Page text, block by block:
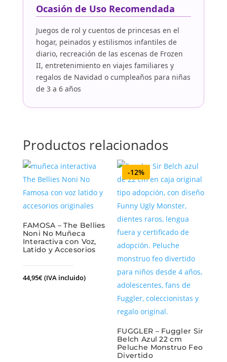
Ocasión de Uso Recomendada
Juegos de rol y cuentos de princesas en el
hogar, peinados y estilismos infantiles de
diario, recreación de las escenas de Frozen
II, entretenimiento en viajes familiares y
regalos de Navidad o cumpleaños para niñas
de 3 a 6 años
Productos relacionados
FAMOSA – The Bellies
Noni No Muñeca
Interactiva con Voz,
Latido y Accesorios
44,95€(IVA incluido)
-12%
FUGGLER – Fuggler Sir
Belch Azul 22 cm
Peluche Monstruo Feo
Divertido